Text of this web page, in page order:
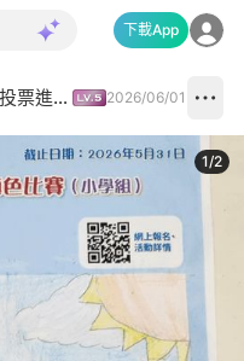
下載App
「我的Chill賞假期」填色比賽投票進行中✅ 2026/06/01
1/2